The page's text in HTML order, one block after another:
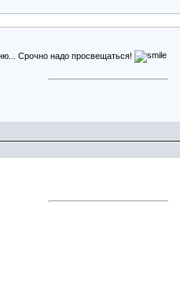
Срочно надо просвещаться!